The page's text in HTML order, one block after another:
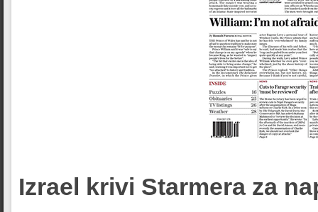
Izrael krivi Starmera za